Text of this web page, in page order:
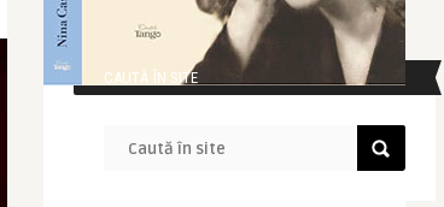
CAUTĂ ÎN SITE